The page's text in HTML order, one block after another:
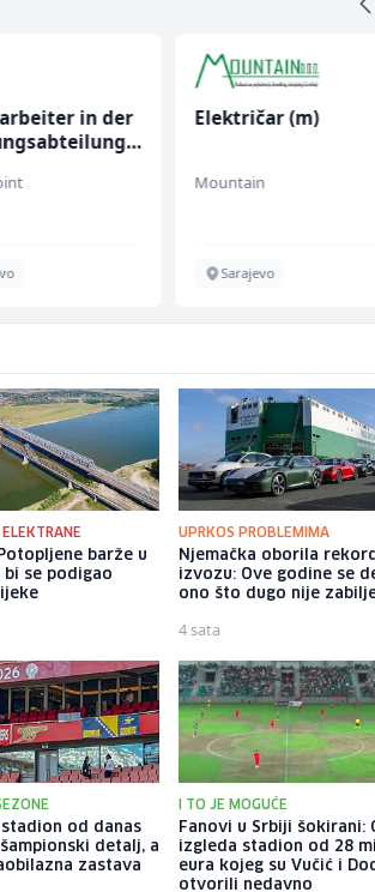
in der
Električar (m)
Mountain
Sarajevo
barže u
bi se podigao
UPRKOS PROBLEMIMA
Njemačka oborila
izvozu: Ove godine se
ono što dugo nije
4 sata
od danas
detalj, a
zastava
I TO JE MOGUĆE
Fanovi u Srbiji šokirani:
izgleda stadion od 28
eura kojeg su Vučić i
otvorili nedavno